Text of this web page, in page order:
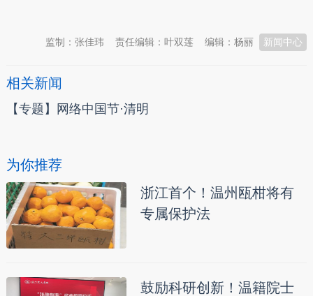
新闻中心
编辑：杨丽
责任编辑：叶双莲
监制：张佳玮
相关新闻
【专题】网络中国节·清明
为你推荐
浙江首个！温州瓯柑将有
专属保护法
鼓励科研创新！温籍院士